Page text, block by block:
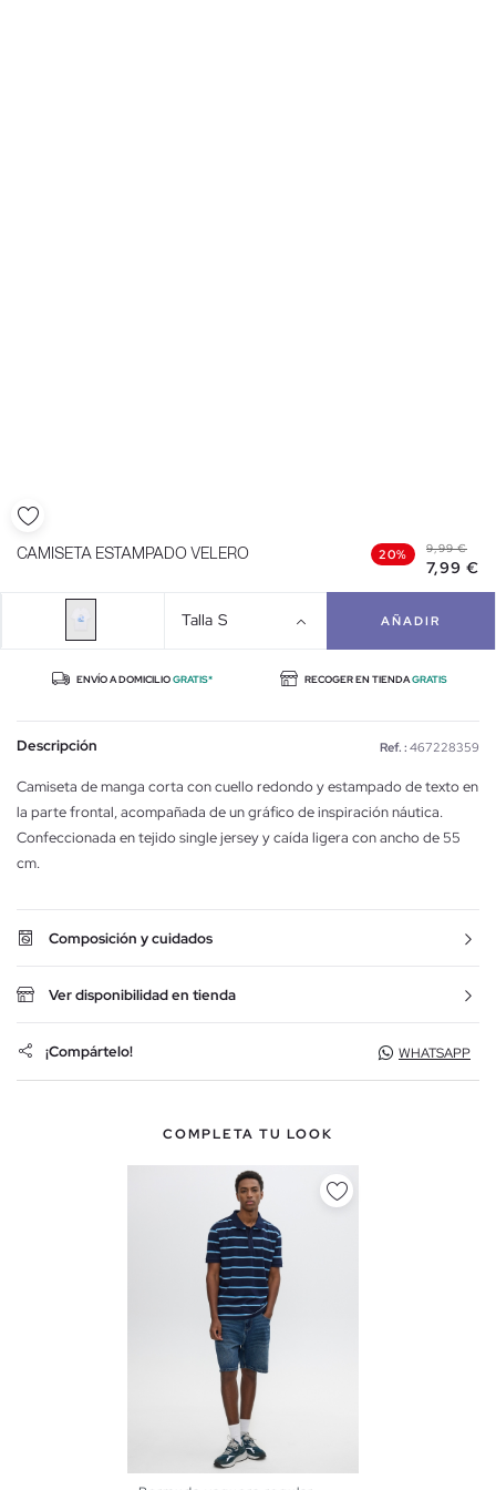
CAMISETA ESTAMPADO VELERO 20% 9,99 €
7,99 €
Talla S AÑADIR
ENVÍO A DOMICILIOGRATIS* RECOGER EN TIENDAGRATIS
Descripción Ref. : 467228359
Camiseta de manga corta con cuello redondo y estampado de texto en
la parte frontal, acompañada de un gráfico de inspiración náutica.
Confeccionada en tejido single jersey y caída ligera con ancho de 55
cm.
Composición y cuidados
Ver disponibilidad en tienda
¡Compártelo! WHATSAPP
COMPLETA TU LOOK